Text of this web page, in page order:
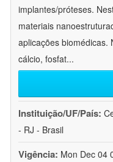
implantes/próteses.
materiais
aplicações biomédicas.
cálcio, fosfat...
Instituição/UF/País:
- RJ - Brasil
Vigência: Mon Dec 04